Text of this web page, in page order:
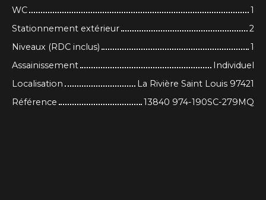
WC
1
Stationnement extérieur
2
Niveaux (RDC inclus)
1
Assainissement
Individuel
Localisation
La Rivière Saint Louis 97421
Référence
13840 974-190SC-279MQ